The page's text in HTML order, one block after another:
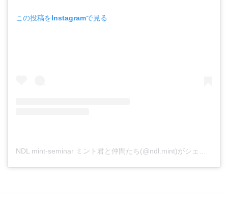
この投稿をInstagramで見る
NDL mint-seminar ミント君と仲間たち(@ndl.mint)がシェアした投稿